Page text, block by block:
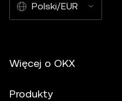
Polski/EUR
Więcej o OKX
Produkty